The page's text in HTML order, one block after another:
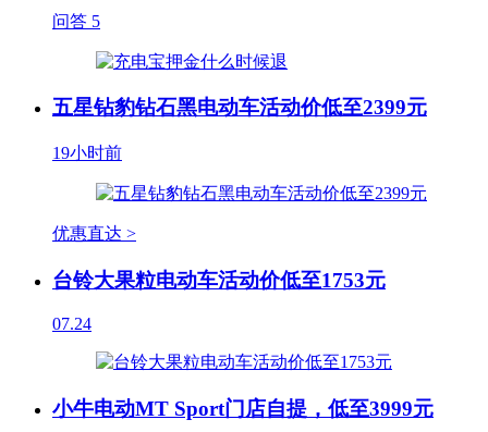
问答 5
五星钻豹钻石黑电动车活动价低至2399元
19小时前
优惠直达 >
台铃大果粒电动车活动价低至1753元
07.24
小牛电动MT Sport门店自提，低至3999元